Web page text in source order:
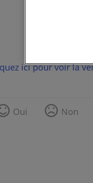
ici pour voir la
Oui Non